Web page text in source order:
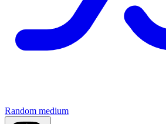
Random medium